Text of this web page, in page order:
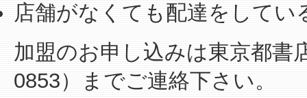
店舗がなくても配達をしてい
加盟のお申し込みは東京都書
0853）までご連絡下さい。